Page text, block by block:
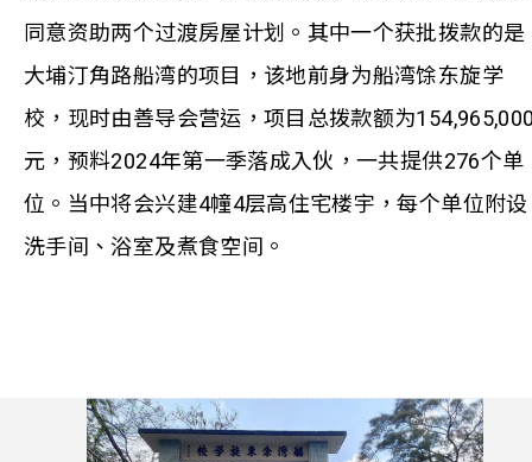
同意资助两个过渡房屋计划。其中一个获批拨款的是
大埔汀角路船湾的项目，该地前身为船湾馀东旋学
校，现时由善导会营运，项目总拨款额为
元，预料2024年第一季落成入伙，一共提供276个单
位。当中将会兴建4幢4层高住宅楼宇，每个单位附设
洗手间、浴室及煮食空间。